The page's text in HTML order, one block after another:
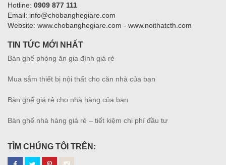
Hotline: 0909 877 111
Email: info@chobanghegiare.com
Website: www.chobanghegiare.com - www.noithatcth.com
TIN TỨC MỚI NHẤT
Bàn ghế phòng ăn gia đình giá rẻ
Mua sắm thiết bị nội thất cho căn nhà của bạn
Bàn ghế giá rẻ cho nhà hàng của bạn
Bàn ghế nhà hàng giá rẻ – tiết kiệm chi phí đầu tư
TÌM CHÚNG TÔI TRÊN: